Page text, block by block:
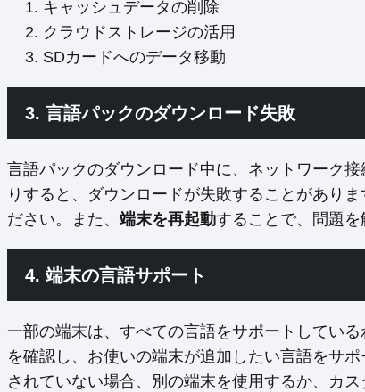
キャッシュデータの削除
クラウドストレージの活用
SDカードへのデータ移動
3. 言語パックのダウンロード失敗
言語パックのダウンロード中に、ネットワーク
りすると、ダウンロードが失敗することがあり
ださい。また、 端末を再起動することで、問題を
4. 端末の言語サポート
一部の端末は、すべての言語をサポートしている
を確認し、お使いの端末が追加したい言語をサ
されていない場合、別の端末を使用するか、カ